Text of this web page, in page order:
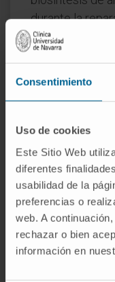
Consentimiento
Uso de cookies
Este Sitio Web
diferentes
usabilidad de la
preferencias o
web. A
rechazar o bien
información en
durante la
observado que,
cadena de
¿El nombre
«fumarasa»
enzima?
Sí.
generalizado
de bioquímica.
4.2.1.2) es la